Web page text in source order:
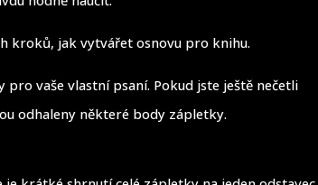
kroků, jak vytvářet osnovu pro knihu.
vaše vlastní psaní. Pokud jste ještě nečetli
odhaleny některé body zápletky.